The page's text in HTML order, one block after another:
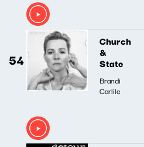
54
Church
&
State
Brandi
Carlile